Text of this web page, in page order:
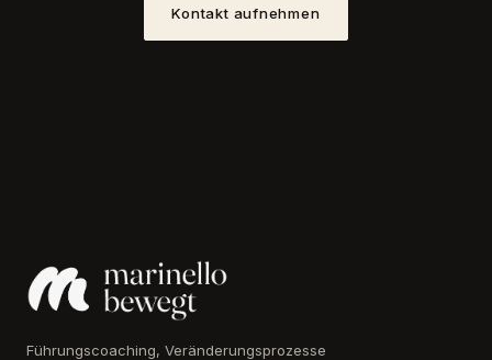
Kontakt aufnehmen
Führungscoaching, Veränderungsprozesse